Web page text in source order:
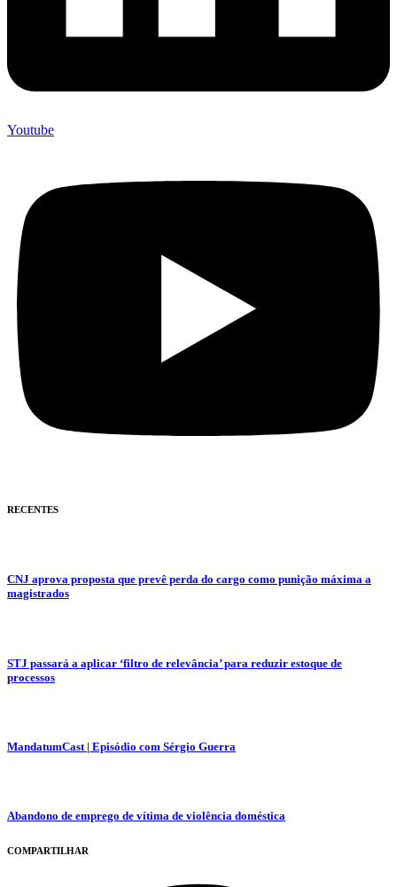
Youtube
RECENTES
CNJ aprova proposta que prevê perda do cargo como punição máxima a
magistrados
STJ passará a aplicar ‘filtro de relevância’ para reduzir estoque de
processos
MandatumCast | Episódio com Sérgio Guerra
Abandono de emprego de vítima de violência doméstica
COMPARTILHAR